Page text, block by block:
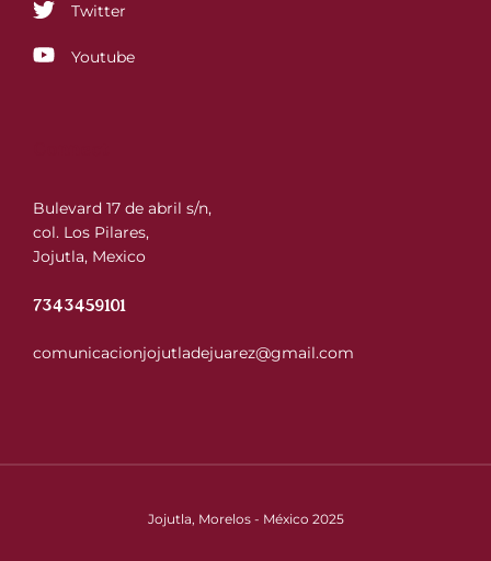
Twitter
Youtube
Bulevard 17 de abril s/n,
col. Los Pilares,
Jojutla, Mexico
7343459101
comunicacionjojutladejuarez@gmail.com
Jojutla, Morelos - México 2025